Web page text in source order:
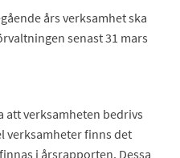
års verksamhet ska
senast 31 mars
att verksamheten bedrivs
verksamheter finns det
i årsrapporten. Dessa